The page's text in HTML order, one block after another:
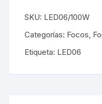
SKU: LED06/100W
Categorías: Focos
Etiqueta: LED06